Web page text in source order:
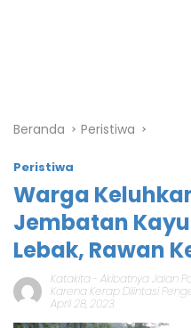
Beranda Peristiwa
Peristiwa
Warga
Jembatan
Lebak, Rawan
Katakita- Akibatnya Jalan
Karena Kerap Dilintasi
April 28, 2023